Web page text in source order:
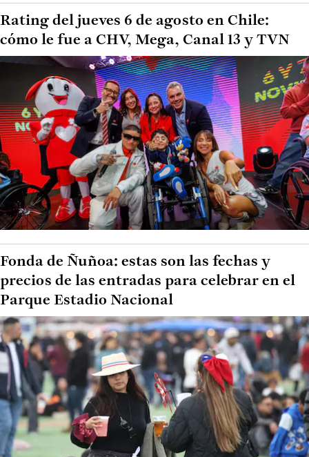
Rating del jueves 6 de agosto en Chile:
cómo le fue a CHV, Mega, Canal 13 y TVN
Fonda de Ñuñoa: estas son las fechas y
precios de las entradas para celebrar en el
Parque Estadio Nacional